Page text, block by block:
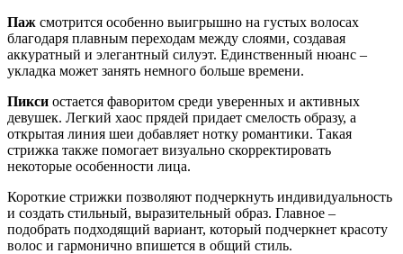
Паж смотрится особенно выигрышно на густых волосах
благодаря плавным переходам между слоями, создавая
аккуратный и элегантный силуэт. Единственный нюанс –
укладка может занять немного больше времени.
Пикси остается фаворитом среди уверенных и активных
девушек. Легкий хаос прядей придает смелость образу, а
открытая линия шеи добавляет нотку романтики. Такая
стрижка также помогает визуально скорректировать
некоторые особенности лица.
Короткие стрижки позволяют подчеркнуть индивидуальность
и создать стильный, выразительный образ. Главное –
подобрать подходящий вариант, который подчеркнет красоту
волос и гармонично впишется в общий стиль.